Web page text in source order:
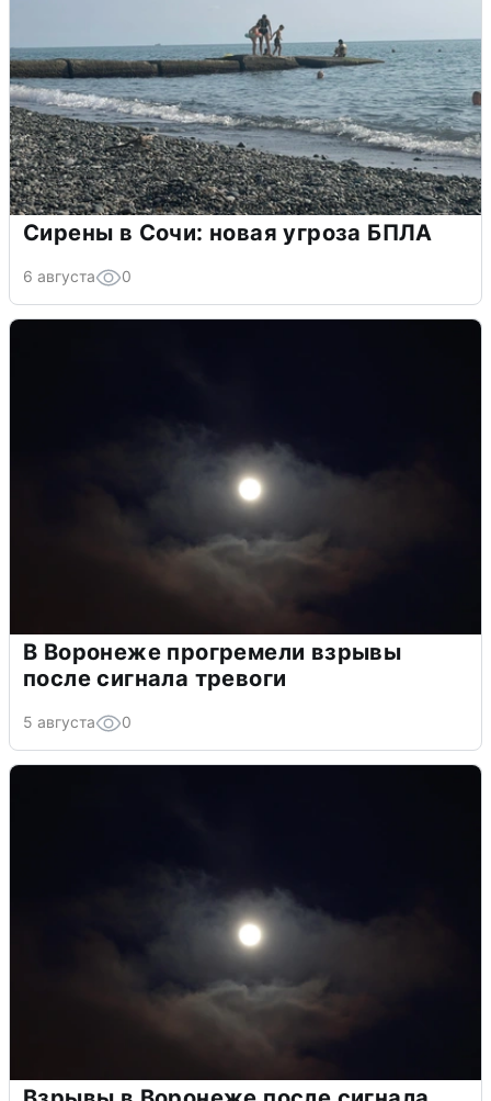
Сирены в Сочи: новая угроза БПЛА
6 августа 0
В Воронеже прогремели взрывы
после сигнала тревоги
5 августа 0